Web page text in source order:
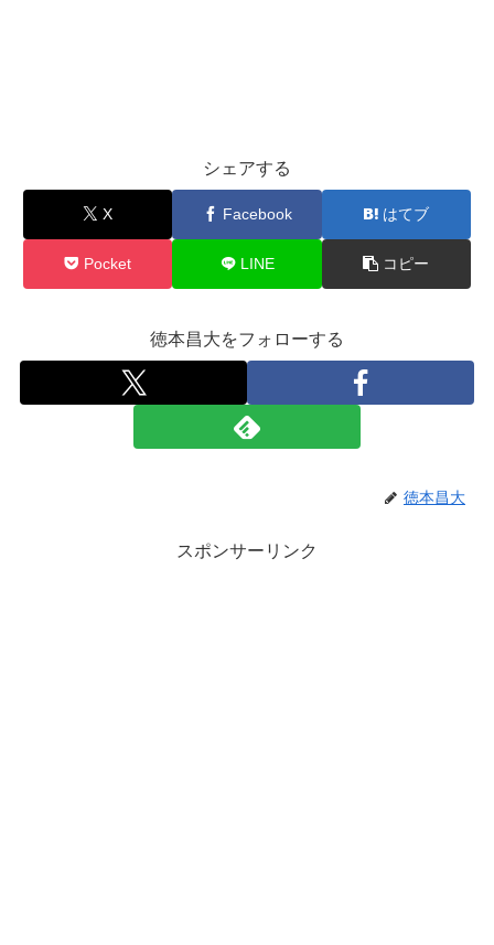
シェアする
X Facebook はてブ
Pocket LINE コピー
徳本昌大をフォローする
徳本昌大
スポンサーリンク